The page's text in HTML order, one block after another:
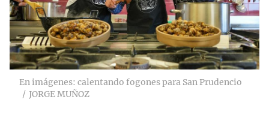
En imágenes: calentando fogones para San Prudencio
JORGE MUÑOZ